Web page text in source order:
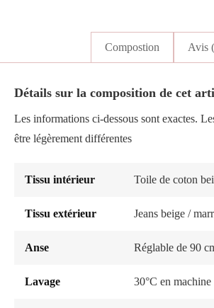
Compostion Avis
Détails sur la composition de cet
Les informations ci-dessous sont exactes.
être légèrement différentes
Tissu intérieur Toile de coton
Tissu extérieur Jeans beige /
Anse Réglable de 90
Lavage 30°C en machine